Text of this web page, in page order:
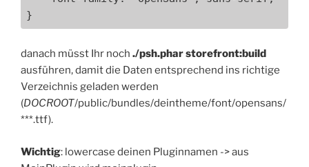
}
danach müsst Ihr noch ./psh.phar storefront:build
ausführen, damit die Daten entsprechend ins richtige
Verzeichnis geladen werden
(DOCROOT/public/bundles/deintheme/font/opensans/
***.ttf).
Wichtig: lowercase deinen Pluginnamen -> aus